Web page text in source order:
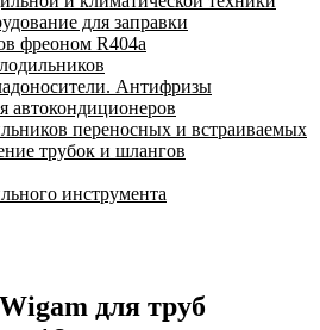
для заправки
фреоном R404a
Антифризы
автокондиционеров
переносных и встраиваемых
трубок и шлангов
инструмента
для труб